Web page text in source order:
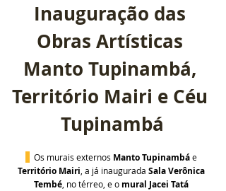
Inauguração das
Obras Artísticas
Manto Tupinambá,
Território Mairi e Céu
Tupinambá
Os murais externos Manto Tupinambá e
Território Mairi , a já inaugurada Sala Verônica
Tembé , no térreo, e o mural Jacei Tatá